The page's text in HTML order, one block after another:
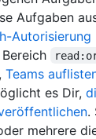
Aufgaben
Autorisierung
Teams
es Dir,
.
mehrere